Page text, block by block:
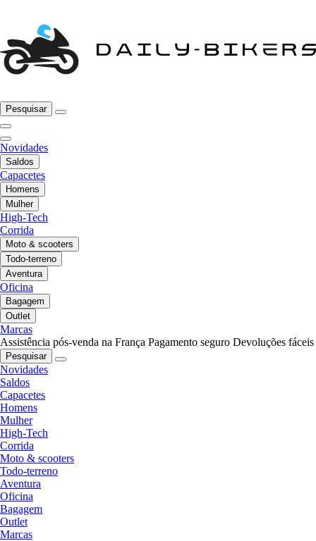
Pesquisar
Novidades
Saldos
Capacetes
Homens
Mulher
High-Tech
Corrida
Moto & scooters
Todo-terreno
Aventura
Oficina
Bagagem
Outlet
Marcas
Assistência pós-venda na França Pagamento seguro Devoluções fáceis
Pesquisar
Novidades
Saldos
Capacetes
Homens
Mulher
High-Tech
Corrida
Moto & scooters
Todo-terreno
Aventura
Oficina
Bagagem
Outlet
Marcas